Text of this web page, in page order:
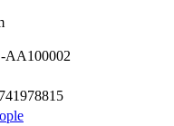
AA100002